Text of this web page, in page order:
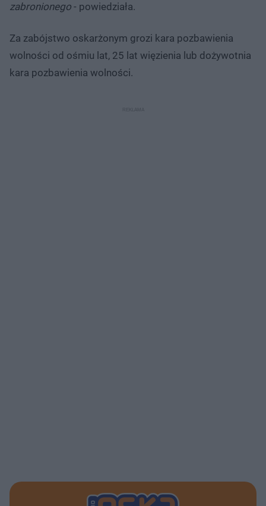
zabronionego - powiedziała.
Za zabójstwo oskarżonym grozi kara pozbawienia
wolności od ośmiu lat, 25 lat więzienia lub dożywotnia
kara pozbawienia wolności.